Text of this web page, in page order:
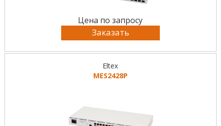
Цена по запросу
Заказать
Eltex
MES2428P